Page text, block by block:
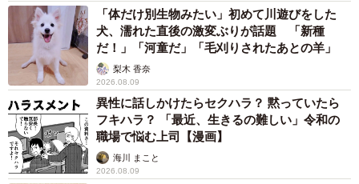
「体だけ別生物みたい」初めて川遊びをした
犬、濡れた直後の激変ぶりが話題 「新種
だ！」「河童だ」「毛刈りされたあとの羊」
梨木 香奈
2026.08.09
異性に話しかけたらセクハラ？ 黙っていたら
フキハラ？ 「最近、生きるの難しい」令和の
職場で悩む上司【漫画】
海川 まこと
2026.08.09